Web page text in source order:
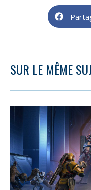
SUR LE MÊME